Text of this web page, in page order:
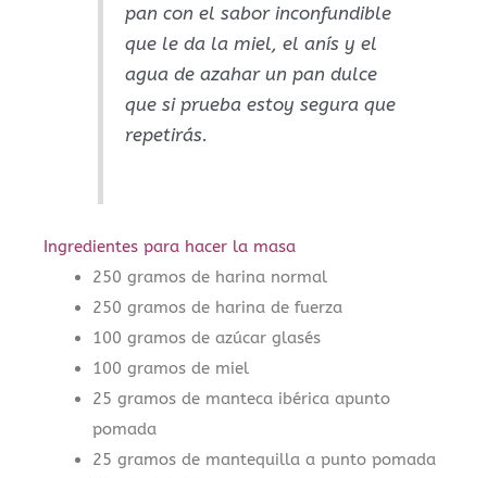
pan con el sabor inconfundible
que le da la miel, el anís y el
agua de azahar un pan dulce
que si prueba estoy segura que
repetirás.
Ingredientes para hacer la masa
250 gramos de harina normal
250 gramos de harina de fuerza
100 gramos de azúcar glasés
100 gramos de miel
25 gramos de manteca ibérica apunto
pomada
25 gramos de mantequilla a punto pomada